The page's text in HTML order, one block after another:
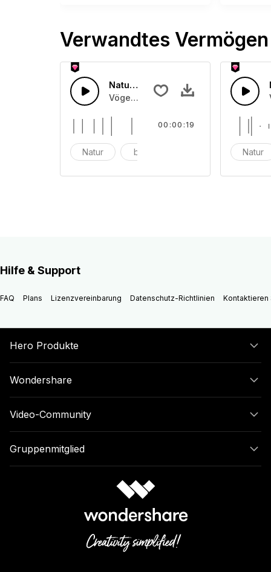
Verwandtes Vermögen
Natur fx 30
Vögel, Wind, Blumen und
Natur blumen
00:00:19
Natur
Hilfe & Support
FAQ Plans Lizenzvereinbarung Datenschutz-Richtlinien Kontaktieren
Hero Produkte
Wondershare
Video-Community
Gruppenmitglied